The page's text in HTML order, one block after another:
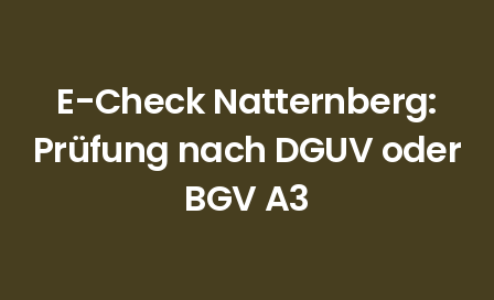
E-Check Natternberg:
Prüfung nach DGUV oder
BGV A3